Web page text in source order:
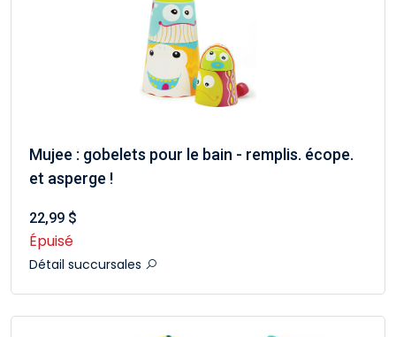
Mujee : gobelets pour le bain - remplis. écope.
et asperge !
22,99 $
Épuisé
Détail succursales